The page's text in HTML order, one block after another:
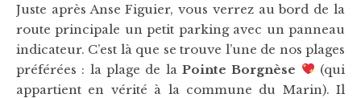
Juste après Anse Figuier, vous verrez au bord de la
route principale un petit parking avec un panneau
indicateur. C’est là que se trouve l’une de nos plages
préférées : la plage de la Pointe Borgnèse
(qui
appartient en vérité à la commune du Marin). Il